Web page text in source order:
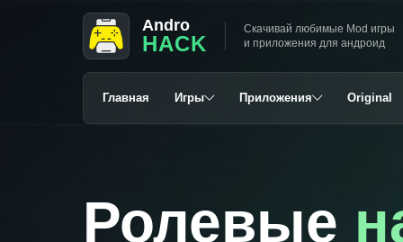
Andro
HACK
Скачивай любимые Mod игры
и приложения для андроид
Главная Игры Приложения Original
Ролевые